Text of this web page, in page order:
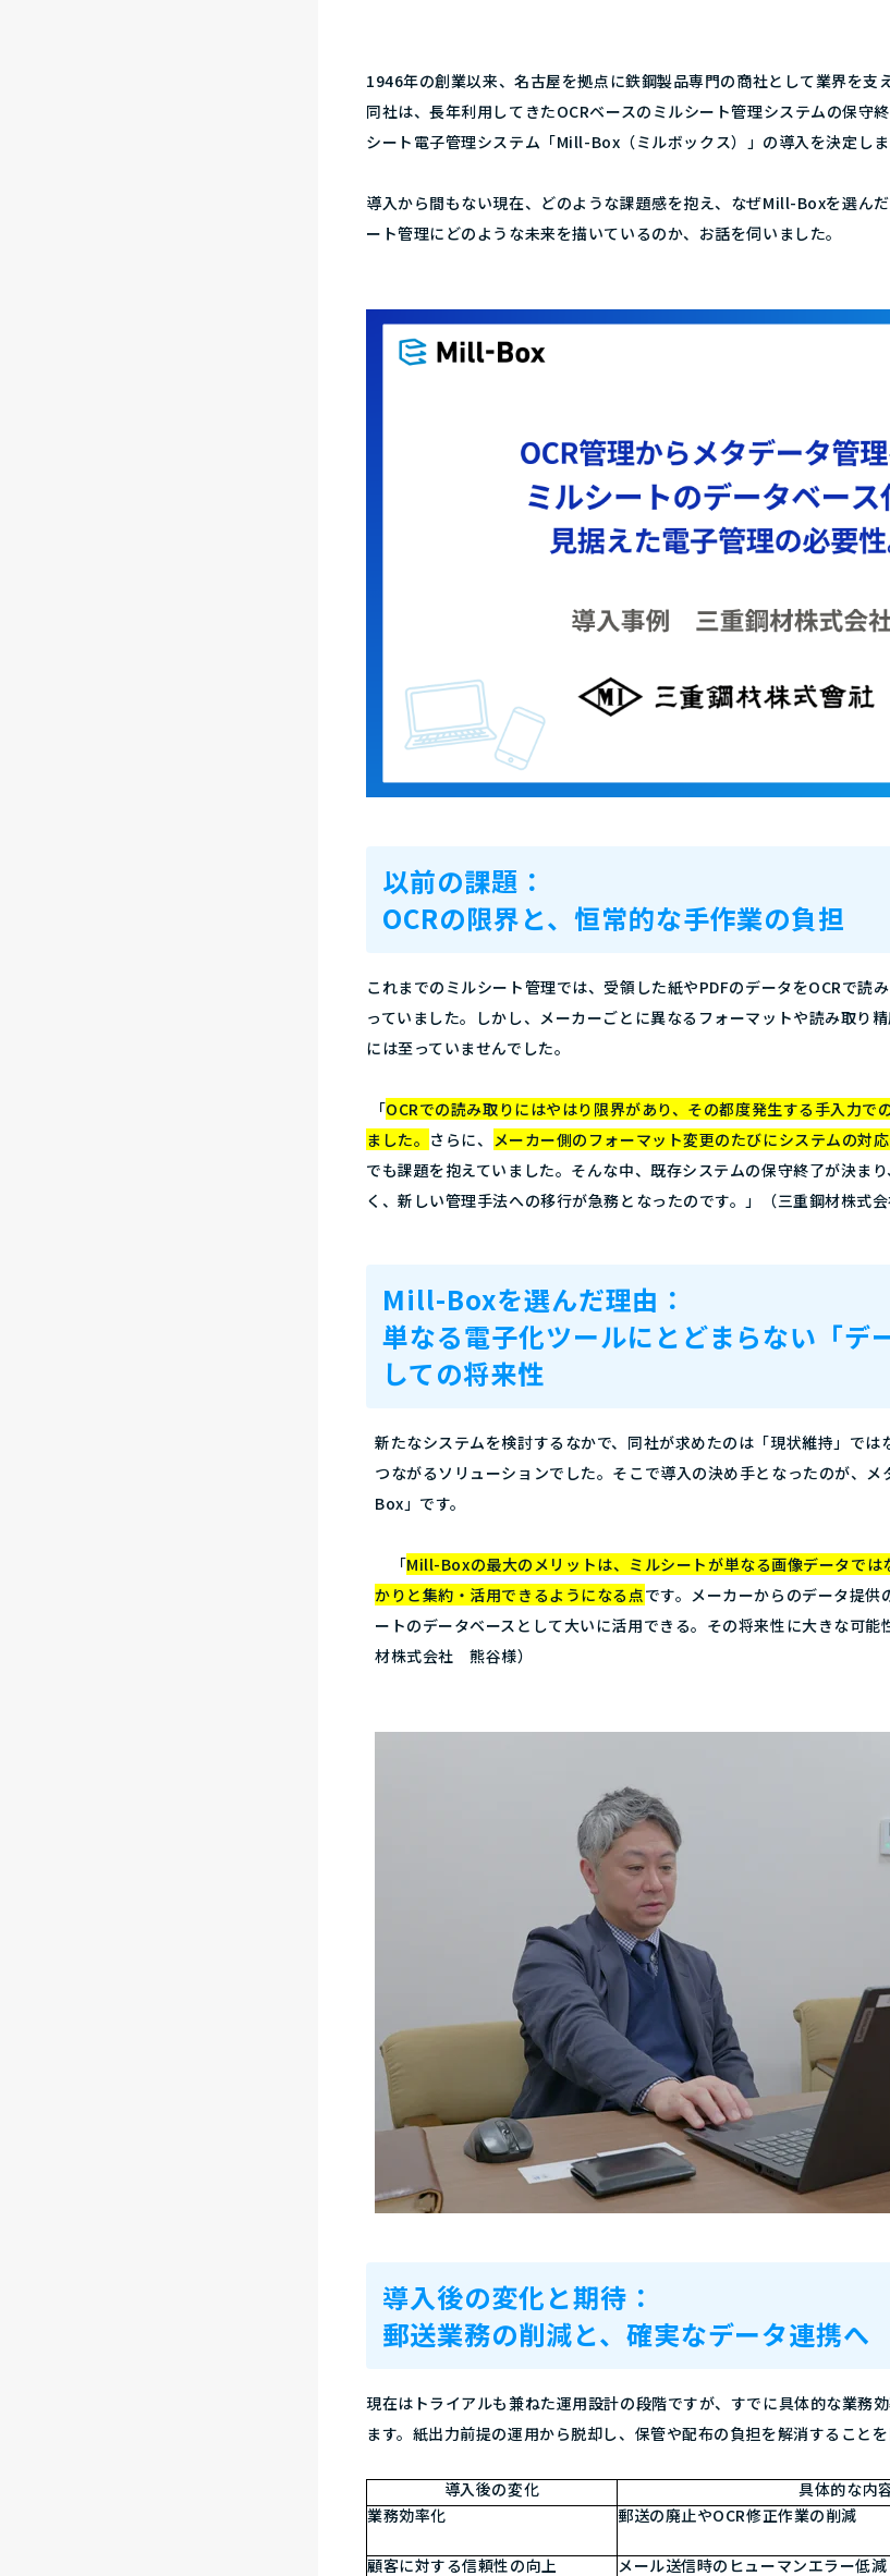
1946年の創業以来、名古屋を拠点に鉄鋼製品専門の商社として業界を支
同社は、長年利用してきたOCRベースのミルシート管理システムの保守
シート電子管理システム「Mill-Box（ミルボックス）」の導入を決定しま
導入から間もない現在、どのような課題感を抱え、なぜMill-Boxを選んだ
ート管理にどのような未来を描いているのか、お話を伺いました。
以前の課題：
OCRの限界と、恒常的な手作業の負担
これまでのミルシート管理では、受領した紙やPDFのデータをOCRで読
っていました。しかし、メーカーごとに異なるフォーマットや読み取り
には至っていませんでした。
「OCRでの読み取りにはやはり限界があり、その都度発生する手入力で
ました。 さらに、 メーカー側のフォーマット変更のたびにシステムの対
でも課題を抱えていました。そんな中、既存システムの保守終了が決ま
く、新しい管理手法への移行が急務となったのです。」（三重鋼材株
Mill-Boxを選んだ理由：
単なる電子化ツールにとどまらない「デ
しての将来性
新たなシステムを検討するなかで、同社が求めたのは「現状維持」では
つながるソリューションでした。そこで導入の決め手となったのが、
Box」です。
「Mill-Boxの最大のメリットは、ミルシートが単なる画像データでは
かりと集約・活用できるようになる点です。メーカーからのデータ提
ートのデータベースとして大いに活用できる。その将来性に大きな可
材株式会社 熊谷様）
導入後の変化と期待：
郵送業務の削減と、確実なデータ連携へ
現在はトライアルも兼ねた運用設計の段階ですが、すでに具体的な業務
ます。紙出力前提の運用から脱却し、保管や配布の負担を解消することを
導入後の変化
具体的な内
業務効率化
郵送の廃止やOCR修正作業の削減
顧客に対する信頼性の向上
メール送信時のヒューマンエラー低